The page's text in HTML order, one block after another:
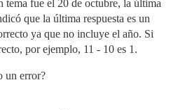
fue el 20 de octubre, la última
que la última respuesta es un
ya que no incluye el año. Si
por ejemplo, 11 - 10 es 1.
un error?